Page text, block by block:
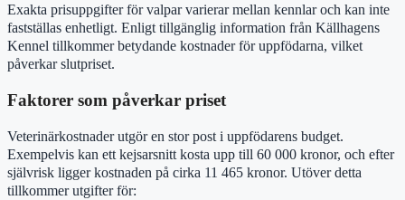
Exakta prisuppgifter för valpar varierar mellan kennlar och kan inte
fastställas enhetligt. Enligt tillgänglig information från Källhagens
Kennel tillkommer betydande kostnader för uppfödarna, vilket
påverkar slutpriset.
Faktorer som påverkar priset
Veterinärkostnader utgör en stor post i uppfödarens budget.
Exempelvis kan ett kejsarsnitt kosta upp till 60 000 kronor, och efter
självrisk ligger kostnaden på cirka 11 465 kronor. Utöver detta
tillkommer utgifter för: